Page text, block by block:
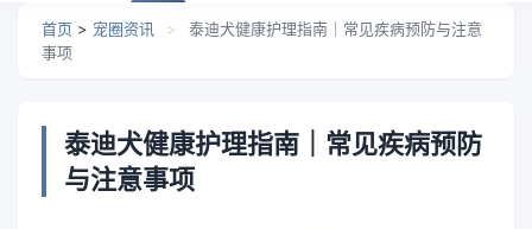
首页 > 宠圈资讯 >
泰迪犬健康护理指南｜常见疾病预防与注意
事项
泰迪犬健康护理指南｜常见疾病预防
与注意事项